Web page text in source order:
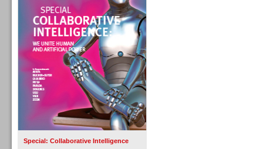
Special: Collaborative Intelligence
Personal
Inbound